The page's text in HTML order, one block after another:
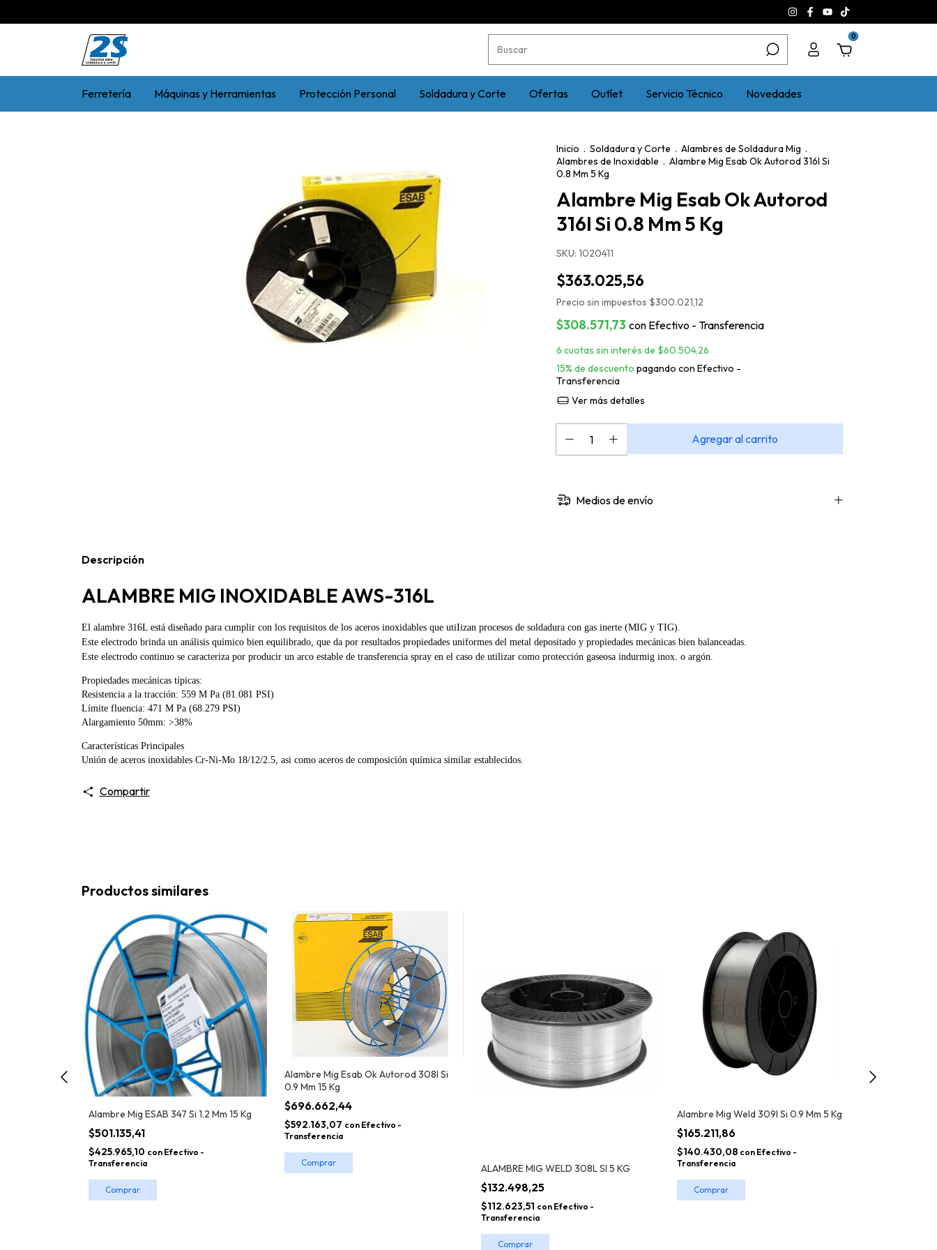
0
Ferretería Máquinas y Herramientas Protección Personal Soldadura y Corte Ofertas Outlet Servicio Técnico Novedades
Inicio . Soldadura y Corte . Alambres de Soldadura Mig .
Alambres de Inoxidable . Alambre Mig Esab Ok Autorod 316l Si
0.8 Mm 5 Kg
Alambre Mig Esab Ok Autorod
316l Si 0.8 Mm 5 Kg
SKU: 1020411
$363.025,56
Precio sin impuestos $300.021,12
$308.571,73 con Efectivo - Transferencia
6 cuotas sin interés de $60.504,26
15% de descuento pagando con Efectivo -
Transferencia
Ver más detalles
Medios de envío
Descripción
ALAMBRE MIG INOXIDABLE AWS-316L
El alambre 316L está diseñado para cumplir con los requisitos de los aceros inoxidables que utiIizan procesos de soldadura con gas inerte (MIG y TIG).
Este electrodo brinda un análisis químico bien equilibrado, que da por resultados propiedades uniformes del metal depositado y propiedades mecánicas bien balanceadas.
Este electrodo continuo se caracteriza por producir un arco estable de transferencia spray en el caso de utilizar como protección gaseosa indurmig inox. o argón.
Propiedades mecánicas típicas:
Resistencia a la tracción: 559 M Pa (81.081 PSI)
Límite fluencia: 471 M Pa (68.279 PSI)
Alargamiento 50mm: >38%
Caracterí­sticas Principales
Unión de aceros inoxidables Cr-Ni-Mo 18/12/2.5, asi como aceros de composición química similar establecidos.
Compartir
Productos similares
Alambre Mig ESAB 347 Si 1.2 Mm 15 Kg
$501.135,41
$425.965,10 con Efectivo -
Transferencia
Alambre Mig Esab Ok Autorod 308l Si
0.9 Mm 15 Kg
$696.662,44
$592.163,07 con Efectivo -
Transferencia
ALAMBRE MIG WELD 308L SI 5 KG
$132.498,25
$112.623,51 con Efectivo -
Transferencia
Comprar
Alambre Mig Weld 309l Si 0.9 Mm 5 Kg
$165.211,86
$140.430,08 con Efectivo -
Transferencia